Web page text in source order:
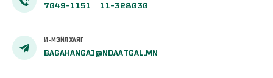
7049-1151 11-328030
И-МЭЙЛ ХАЯГ
BAGAHANGAI@NDAATGAL.MN